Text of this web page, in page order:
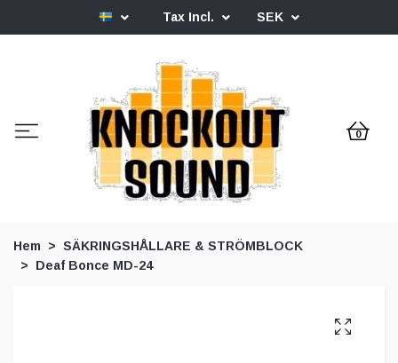
Tax Incl. SEK
0
Hem
SÄKRINGSHÅLLARE & STRÖMBLOCK
Deaf Bonce MD-24